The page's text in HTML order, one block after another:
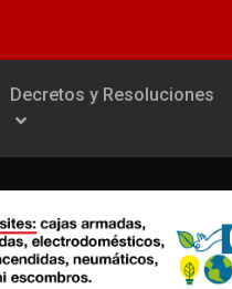
Decretos y Resoluciones